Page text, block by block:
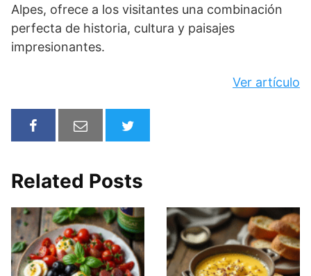
Alpes, ofrece a los visitantes una combinación
perfecta de historia, cultura y paisajes
impresionantes.
Ver artículo
Related Posts